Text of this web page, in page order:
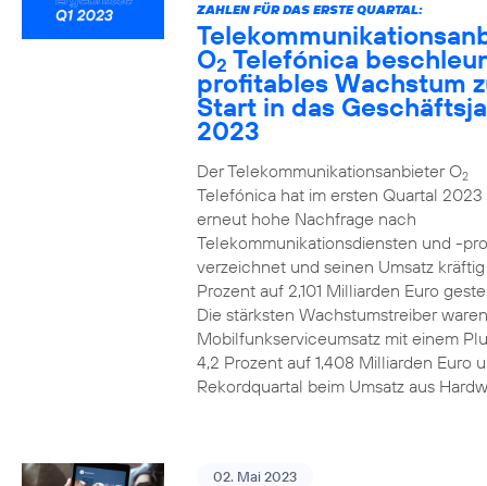
ZAHLEN FÜR DAS ERSTE QUARTAL:
O2 Telefónica
profitables Wachstum
Start in das
2023
Der Telekommunikationsanbieter O2
Telefónica hat im ersten Quartal 2023
erneut hohe Nachfrage nach
Telekommunikationsdiensten und -
verzeichnet und seinen Umsatz
Prozent auf 2,101 Milliarden Euro
Die stärksten Wachstumstreiber
Mobilfunkserviceumsatz mit einem
4,2 Prozent auf 1,408 Milliarden Euro
Rekordquartal beim Umsatz aus
02. Mai 2023